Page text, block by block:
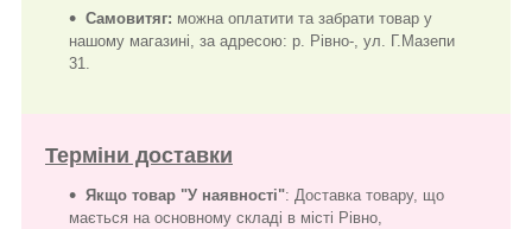
Самовитяг: можна оплатити та забрати товар у
нашому магазині, за адресою: р. Рівно-, ул. Г.Мазепи
31.
Терміни доставки
Якщо товар "У наявності": Доставка товару, що
мається на основному складі в місті Рівно,